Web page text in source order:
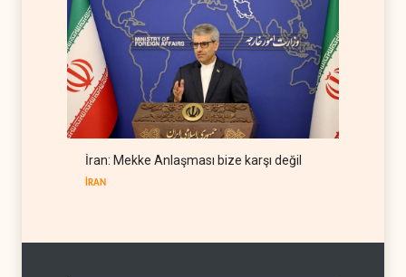
İran: Mekke Anlaşması bize karşı değil
İRAN